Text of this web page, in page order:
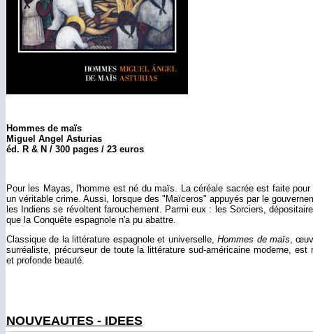
Hommes de maïs
Miguel Angel Asturias
éd. R & N / 300 pages / 23 euros
Pour les Mayas, l'homme est né du maïs. La céréale sacrée est faite
un véritable crime. Aussi, lorsque des "Maïceros" appuyés par le
les Indiens se révoltent farouchement. Parmi eux : les Sorciers,
que la Conquête espagnole n'a pu abattre.
Classique de la littérature espagnole et universelle,Hommes de maïs,
surréaliste, précurseur de toute la littérature sud-américaine moderne,
et profonde beauté.
NOUVEAUTES - IDEES